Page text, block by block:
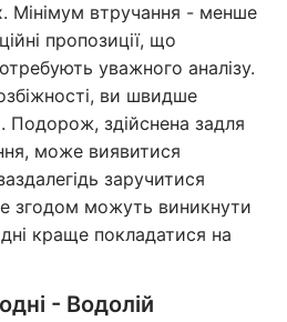
Мінімум втручання - менше
пропозиції, що
уважного аналізу.
ви швидше
Подорож, здійснена задля
може виявитися
заручитися
згодом можуть виникнути
краще покладатися на
- Водолій